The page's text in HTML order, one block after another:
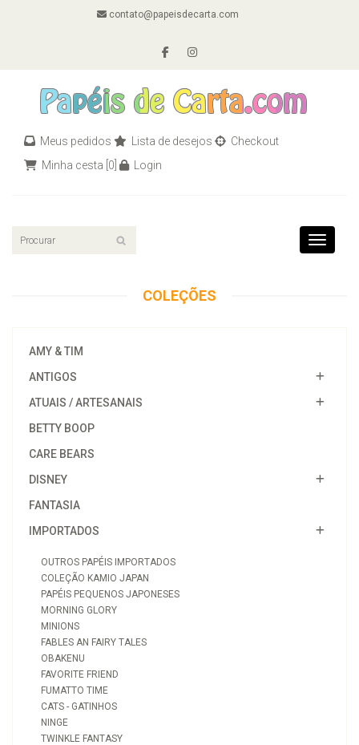
contato@papeisdecarta.com
Meus pedidos Lista de desejos
Checkout
Minha cesta [0] Login
Toggle
COLEÇÕES
AMY & TIM
ANTIGOS
ATUAIS / ARTESANAIS
BETTY BOOP
CARE BEARS
DISNEY
FANTASIA
IMPORTADOS
OUTROS PAPÉIS IMPORTADOS
COLEÇÃO KAMIO JAPAN
PAPÉIS PEQUENOS JAPONESES
MORNING GLORY
MINIONS
FABLES AN FAIRY TALES
OBAKENU
FAVORITE FRIEND
FUMATTO TIME
CATS - GATINHOS
NINGE
TWINKLE FANTASY